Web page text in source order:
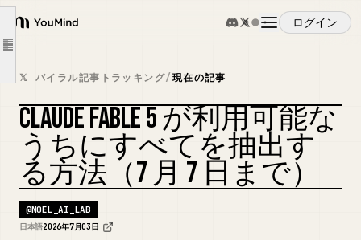
YouMind
ログイン
概要
ユースケース
スキル
プロンプト
Article outline
ルール1：会話の最後に「今の結論、ファイルにして保存して」と言う。
ルール2：ファイルが増えてきたら、目次を1枚作らせる。
私の場合。1年運用してきたObsidianを、Fable 5に「点検」させた
この仕組みは、特定のAIに依存しない
時間がない人へ。今日30分でやる3つ
𝕏 バイラル記事トラッキング/現在の記事
カバーをリミックス
CLAUDE FABLE 5 が利用可能な
うちにすべてを抽出す
る方法（7 月 7 日まで）
@NOEL_AI_LAB
日本語2026年7月03日